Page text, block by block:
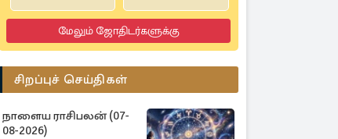
மேலும் ஜோதிடர்களுக்கு
சிறப்புச் செய்திகள்
நாளைய ராசிபலன் (07-
08-2026)